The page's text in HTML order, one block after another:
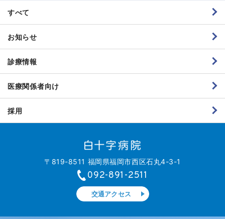
すべて
お知らせ
診療情報
医療関係者向け
採用
〒819-8511 福岡県福岡市西区石丸4-3-1
092-891-2511
交通アクセス